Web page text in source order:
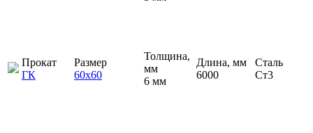
Прокат
ГК
Размер
60х60
Толщина,
мм
6 мм
Длина, мм
6000
Сталь
Ст3